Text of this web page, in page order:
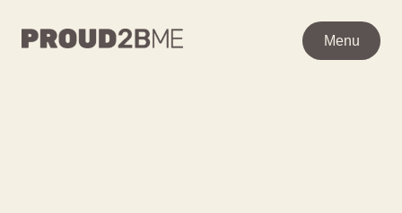
Menu
Menu
WAAR BEN JE NAAR OP